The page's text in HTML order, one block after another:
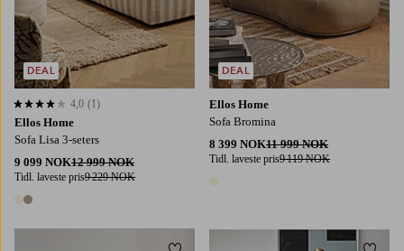
Ellos Home
Sofa Lisa 3-seters
9 099 NOK12 999 NOK
Tidl. laveste pris9 229 NOK
2 farger
4,0 basert på 1 karaktergivninger
4,0 (1)
DEAL
Ellos Home
Sofa Bromina
8 399 NOK11 999 NOK
Tidl. laveste pris9 119 NOK
DEAL